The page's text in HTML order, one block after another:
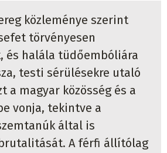
közleménye szerint
törvényesen
és halála tüdőembóliára
testi sérülésekre utaló
a magyar közösség és a
vonja, tekintve a
által is
A férfi állítólag